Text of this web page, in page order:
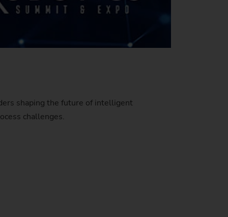
shaping the future of intelligent
challenges.